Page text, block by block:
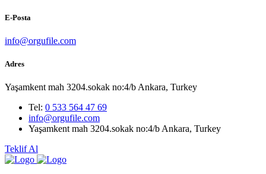
E-Posta
info@orgufile.com
Adres
Yaşamkent mah 3204.sokak no:4/b Ankara, Turkey
Tel: 0 533 564 47 69
info@orgufile.com
Yaşamkent mah 3204.sokak no:4/b Ankara, Turkey
Teklif Al